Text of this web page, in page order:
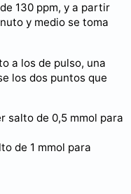
130 ppm, y a partir
y medio se toma
a los de pulso, una
los dos puntos que
salto de 0,5 mmol para
de 1 mmol para